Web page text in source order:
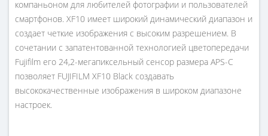
компаньоном для любителей фотографии и пользователей
смартфонов. XF10 имеет широкий динамический диапазон и
создает четкие изображения с высоким разрешением. В
сочетании с запатентованной технологией цветопередачи
Fujifilm его 24,2-мегапиксельный сенсор размера APS-C
позволяет FUJIFILM XF10 Black создавать
высококачественные изображения в широком диапазоне
настроек.